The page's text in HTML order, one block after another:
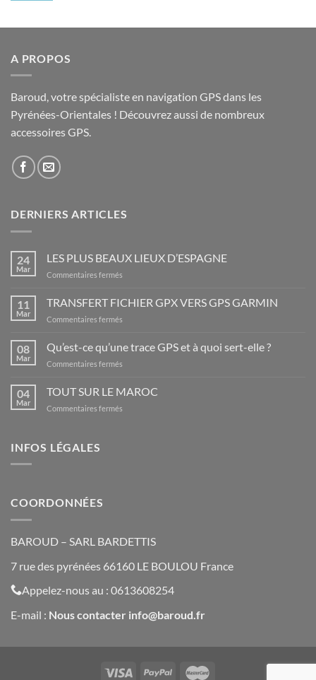
A PROPOS
Baroud, votre spécialiste en navigation GPS dans les
Pyrénées-Orientales ! Découvrez aussi de nombreux
accessoires GPS.
DERNIERS ARTICLES
24
Mar
LES PLUS BEAUX LIEUX D’ESPAGNE
Commentaires fermés
PLUS
BEAUX
11
Mar
TRANSFERT FICHIER GPX VERS GPS GARMIN
Commentaires fermés
FICHIER
GPX
GARMIN
08
Mar
Qu’est-ce qu’une trace GPS et à quoi sert-elle ?
Commentaires fermés
ce
qu’une
04
Mar
TOUT SUR LE MAROC
Commentaires fermés
INFOS LÉGALES
COORDONNÉES
BAROUD – SARL BARDETTIS
7 rue des pyrénées 66160 LE BOULOU France
Appelez-nous au : 0613608254
E-mail : Nous contacter info@baroud.fr